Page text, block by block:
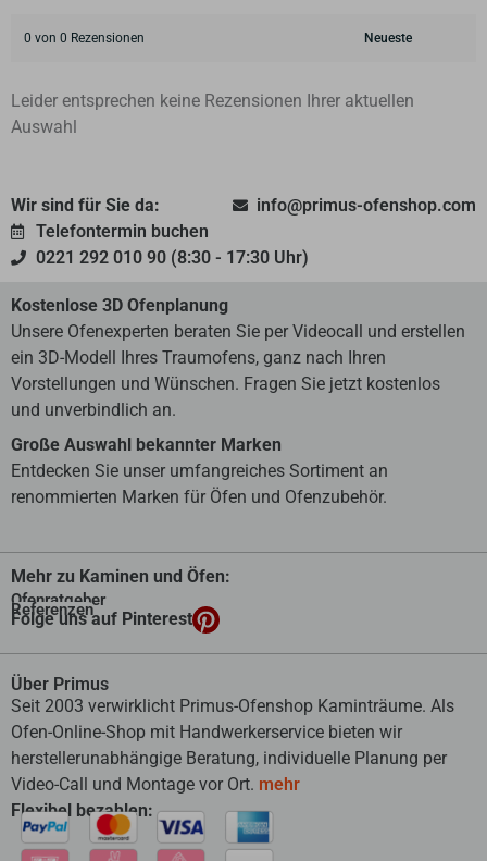
0 von 0 Rezensionen
Leider entsprechen keine Rezensionen Ihrer aktuellen
Auswahl
Wir sind für Sie da:
info@primus-ofenshop.com
Telefontermin buchen
0221 292 010 90 (8:30 - 17:30 Uhr)
Kostenlose 3D Ofenplanung
Unsere Ofenexperten beraten Sie per Videocall und erstellen
ein 3D-Modell Ihres Traumofens, ganz nach Ihren
Vorstellungen und Wünschen. Fragen Sie jetzt kostenlos
und unverbindlich an.
Große Auswahl bekannter Marken
Entdecken Sie unser umfangreiches Sortiment an
renommierten Marken für Öfen und Ofenzubehör.
Mehr zu Kaminen und Öfen:
Ofenratgeber
Referenzen
Folge uns auf Pinterest
Über Primus
Seit 2003 verwirklicht Primus-Ofenshop Kaminträume. Als
Ofen-Online-Shop mit Handwerkerservice bieten wir
herstellerunabhängige Beratung, individuelle Planung per
Video-Call und Montage vor Ort. mehr
Flexibel bezahlen: